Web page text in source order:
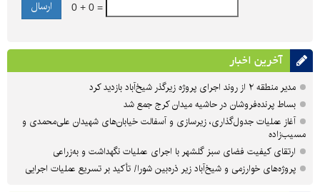
0 + 0 =
آخرین اخبار
مدیر منطقه ۲ از روند اجرای پروژه زیرگذر شیخ‌آباد بازدید کرد
بساط پرنده‌فروشان در حاشیه میدان کرج جمع شد
آغاز عملیات جدول‌گذاری، زیرسازی و آسفالت خیابان‌های شهیدان علی‌محمدی و
مسیب‌زاده
ارتقای کیفیت فضای سبز گلشهر با اجرای عملیات نگهداشت و به‌زراعی
پروژه‌های خوارزمی و شیخ‌آباد زیر ذره‌بین شورا/ تأکید بر تسریع عملیات اجرایی